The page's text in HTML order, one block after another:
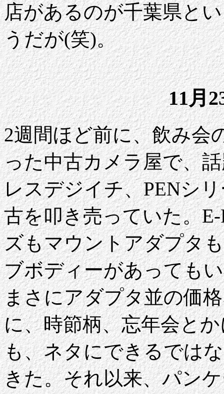
店があるのが千葉県と
うだが(笑)。
11月
2週間ほど前に、飲み会
った中古カメラ屋で、
レスデジイチ、PENシ
古を叩き売っていた。
ズもマウントアダプタ
ブボディーがあっても
まさにアダプタ並の価
に、時節柄、忘年会と
も、ネタにできるでは
きた。それ以来、パン